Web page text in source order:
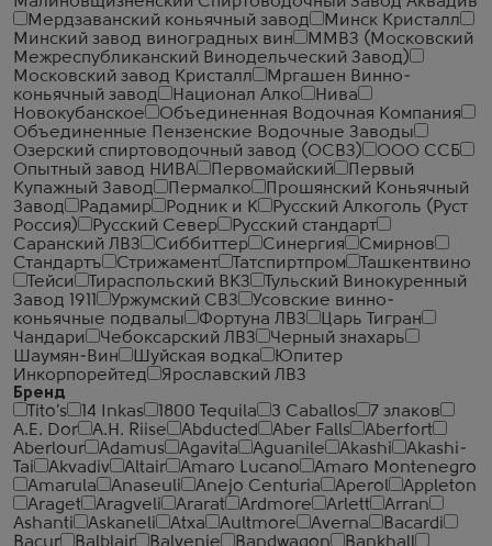
Мердзаванский коньячный завод
Минск Кристалл
Минский завод виноградных вин
ММВЗ (Московский
Межреспубликанский Винодельческий Завод)
Московский завод Кристалл
Мргашен Винно-
коньячный завод
Национал Алко
Нива
Новокубанское
Объединенная Водочная Компания
Объединенные Пензенские Водочные Заводы
Озерский спиртоводочный завод (ОСВЗ)
ООО ССБ
Опытный завод НИВА
Первомайский
Первый
Купажный Завод
Пермалко
Прошянский Коньячный
Завод
Радамир Родник и К
Русский Алкоголь (Руст
Россия)
Русский Север
Русский стандарт
Саранский ЛВЗ
Сиббиттер Синергия
Смирнов
Стандартъ
Стрижамент Татспиртпром
Ташкентвино
Тейси
Тираспольский ВКЗ
Тульский Винокуренный
Завод 1911
Уржумский СВЗ
Усовские винно-
коньячные подвалы
Фортуна ЛВЗ
Царь Тигран
Чандари
Чебоксарский ЛВЗ
Черный знахарь
Шаумян-Вин
Шуйская водка
Юпитер
Инкорпорейтед
Ярославский ЛВЗ
Бренд
Tito's
14 Inkas 1800 Tequila 3 Caballos
7 злаков
A.E. Dor
A.H. Riise Abducted Aber Falls
Aberfort
Aberlour
Adamus Agavita Aguanile Akashi
Akashi-
Tai
Akvadiv Altair Amaro Lucano
Amaro Montenegro
Amarula
Anaseuli Anejo Centuria Aperol
Appleton
Araget
Aragveli Ararat Ardmore Arlett
Arran
Ashanti
Askaneli Atxa Aultmore Averna
Bacardi